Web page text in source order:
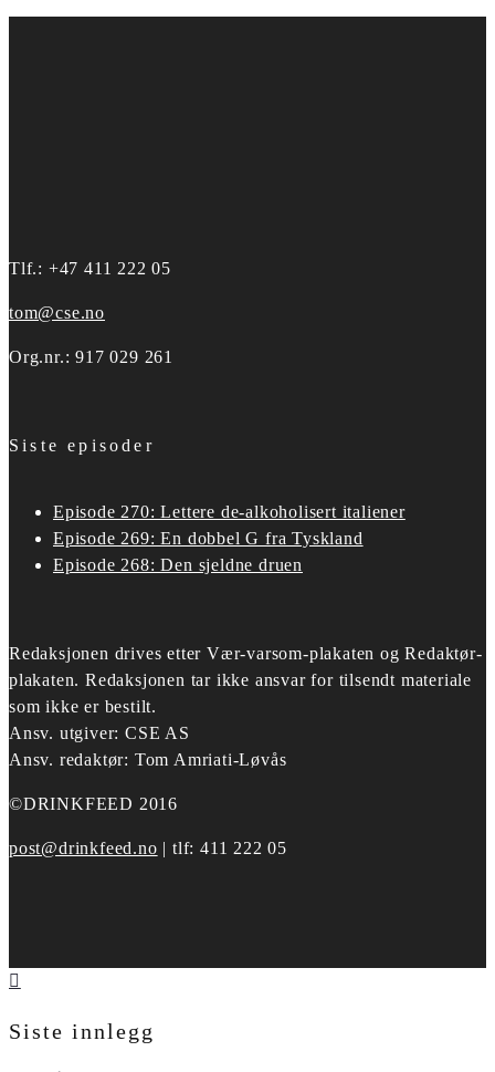
Tlf.: +47 411 222 05
tom@cse.no
Org.nr.: 917 029 261
Siste episoder
Episode 270: Lettere de-alkoholisert italiener
Episode 269: En dobbel G fra Tyskland
Episode 268: Den sjeldne druen
Redaksjonen drives etter Vær-varsom-plakaten og Redaktør-
plakaten. Redaksjonen tar ikke ansvar for tilsendt materiale
som ikke er bestilt.
Ansv. utgiver: CSE AS
Ansv. redaktør: Tom Amriati-Løvås
©DRINKFEED 2016
post@drinkfeed.no | tlf: 411 222 05
Siste innlegg